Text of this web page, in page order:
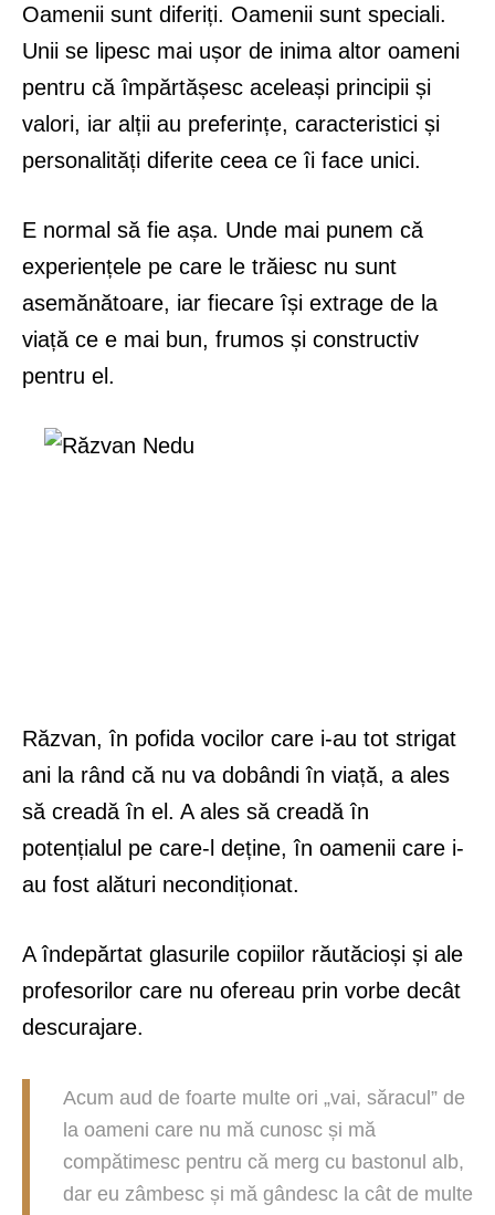
Oamenii sunt diferiți. Oamenii sunt speciali.
Unii se lipesc mai ușor de inima altor oameni
pentru că împărtășesc aceleași principii și
valori, iar alții au preferințe, caracteristici și
personalități diferite ceea ce îi face unici.
E normal să fie așa. Unde mai punem că
experiențele pe care le trăiesc nu sunt
asemănătoare, iar fiecare își extrage de la
viață ce e mai bun, frumos și constructiv
pentru el.
Răzvan, în pofida vocilor care i-au tot strigat
ani la rând că nu va dobândi în viață, a ales
să creadă în el. A ales să creadă în
potențialul pe care-l deține, în oamenii care i-
au fost alături necondiționat.
A îndepărtat glasurile copiilor răutăcioși și ale
profesorilor care nu ofereau prin vorbe decât
descurajare.
Acum aud de foarte multe ori „vai, săracul” de
la oameni care nu mă cunosc și mă
compătimesc pentru că merg cu bastonul alb,
dar eu zâmbesc și mă gândesc la cât de multe